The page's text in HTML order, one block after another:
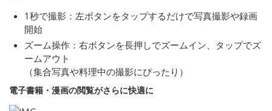
1秒で撮影：左ボタンをタップするだけで写真撮影や録画
開始
ズーム操作：右ボタンを長押しでズームイン、タップでズ
ームアウト
（集合写真や料理中の撮影にぴったり）
電子書籍・漫画の閲覧がさらに快適に